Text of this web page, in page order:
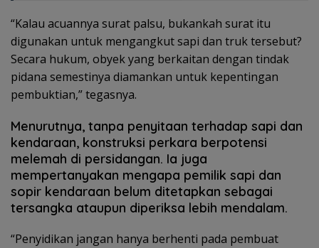
“Kalau acuannya surat palsu, bukankah surat itu
digunakan untuk mengangkut sapi dan truk tersebut?
Secara hukum, obyek yang berkaitan dengan tindak
pidana semestinya diamankan untuk kepentingan
pembuktian,” tegasnya.
Menurutnya, tanpa penyitaan terhadap sapi dan
kendaraan, konstruksi perkara berpotensi
melemah di persidangan. Ia juga
mempertanyakan mengapa pemilik sapi dan
sopir kendaraan belum ditetapkan sebagai
tersangka ataupun diperiksa lebih mendalam.
“Penyidikan jangan hanya berhenti pada pembuat